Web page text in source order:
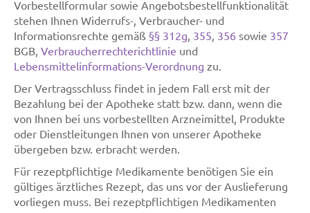
Vorbestellformular sowie Angebotsbestellfunktionalität
stehen Ihnen Widerrufs-, Verbraucher- und
Informationsrechte gemäß §§ 312g, 355, 356 sowie 357
BGB, Verbraucherrechterichtlinie und
Lebensmittelinformations-Verordnung zu.
Der Vertragsschluss findet in jedem Fall erst mit der
Bezahlung bei der Apotheke statt bzw. dann, wenn die
von Ihnen bei uns vorbestellten Arzneimittel, Produkte
oder Dienstleitungen Ihnen von unserer Apotheke
übergeben bzw. erbracht werden.
Für rezeptpflichtige Medikamente benötigen Sie ein
gültiges ärztliches Rezept, das uns vor der Auslieferung
vorliegen muss. Bei rezeptpflichtigen Medikamenten